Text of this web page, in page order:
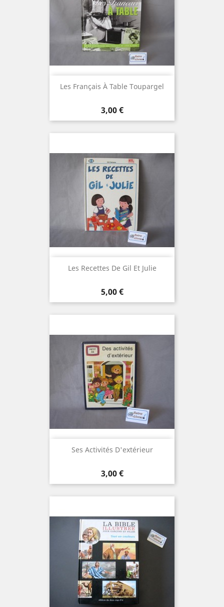
Les Français À Table Toupargel
Prix
3,00 €
Les Recettes De Gil Et Julie
Prix
5,00 €
Ses Activités D'extérieur
Prix
3,00 €